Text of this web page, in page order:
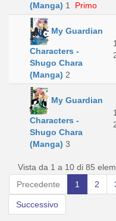
(Manga) 1 Primo
My Guardian
Characters -
Shugo Chara
(Manga) 2
My Guardian
Characters -
Shugo Chara
(Manga) 3
Vista da 1 a 10 di 85
Precedente
1 2
Successivo